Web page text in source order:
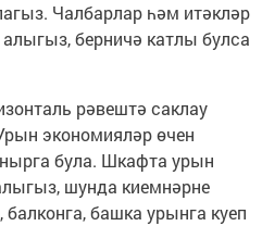
Чалбарлар һәм итәкләр
берничә катлы булса
рәвештә саклау
экономияләр өчен
була. Шкафта урын
шунда киемнәрне
башка урынга куеп